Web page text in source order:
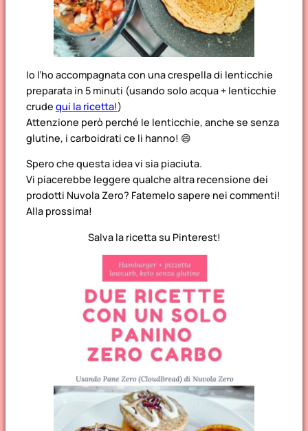
Io l’ho accompagnata con una crespella di lenticchie
preparata in 5 minuti (usando solo acqua + lenticchie
crude qui la ricetta!)
Attenzione però perché le lenticchie, anche se senza
glutine, i carboidrati ce li hanno! 😄
Spero che questa idea vi sia piaciuta.
Vi piacerebbe leggere qualche altra recensione dei
prodotti Nuvola Zero? Fatemelo sapere nei commenti!
Alla prossima!
Salva la ricetta su Pinterest!